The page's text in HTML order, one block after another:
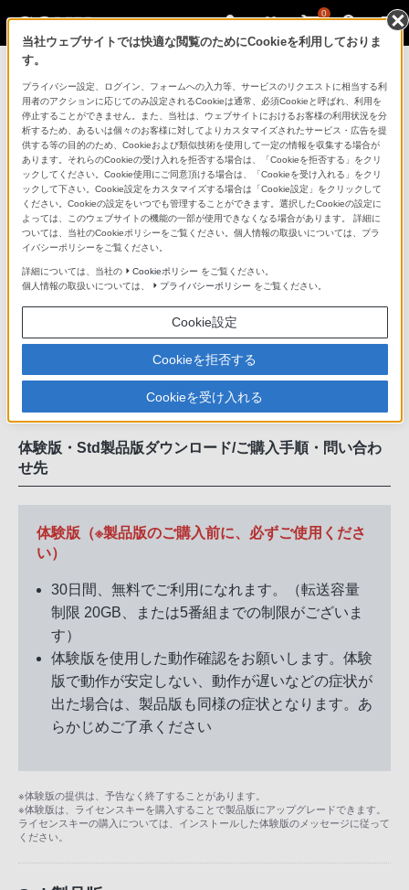
0
DiXiM SeeQVault Server Std（スタン
ダード）版 （デジオン製）
販売を終了いたしました
体験版・Std製品版ダウンロード/ご購入手順・問い合わ
せ先
体験版（※製品版のご購入前に、必ずご使用くださ
い）
30日間、無料でご利用になれます。（転送容量
制限 20GB、または5番組までの制限がございま
す）
体験版を使用した動作確認をお願いします。体験
版で動作が安定しない、動作が遅いなどの症状が
出た場合は、製品版も同様の症状となります。あ
らかじめご了承ください
※体験版の提供は、予告なく終了することがあります。
※体験版は、ライセンスキーを購入することで製品版にアップグレードできます。
ライセンスキーの購入については、インストールした体験版のメッセージに従って
ください。
当社ウェブサイトでは快適な閲覧のためにCookieを利用しておりま
す。
プライバシー設定、ログイン、フォームへの入力等、サービスのリクエストに相当する利
用者のアクションに応じてのみ設定されるCookieは通常、必須Cookieと呼ばれ、利用を
停止することができません。また、当社は、ウェブサイトにおけるお客様の利用状況を分
析するため、あるいは個々のお客様に対してよりカスタマイズされたサービス・広告を提
供する等の目的のため、Cookieおよび類似技術を使用して一定の情報を収集する場合が
あります。それらのCookieの受け入れを拒否する場合は、「Cookieを拒否する」をクリ
ックしてください。Cookie使用にご同意頂ける場合は、「Cookieを受け入れる」をクリ
ックして下さい。Cookie設定をカスタマイズする場合は「Cookie設定」をクリックして
ください。Cookieの設定をいつでも管理することができます。選択したCookieの設定に
よっては、このウェブサイトの機能の一部が使用できなくなる場合があります。 詳細に
ついては、当社のCookieポリシーをご覧ください。個人情報の取扱いについては、プラ
イバシーポリシーをご覧ください。
詳細については、当社の Cookieポリシー をご覧ください。
個人情報の取扱いについては、
プライバシーポリシー をご覧ください。
Cookie設定
Cookieを拒否する
Cookieを受け入れる